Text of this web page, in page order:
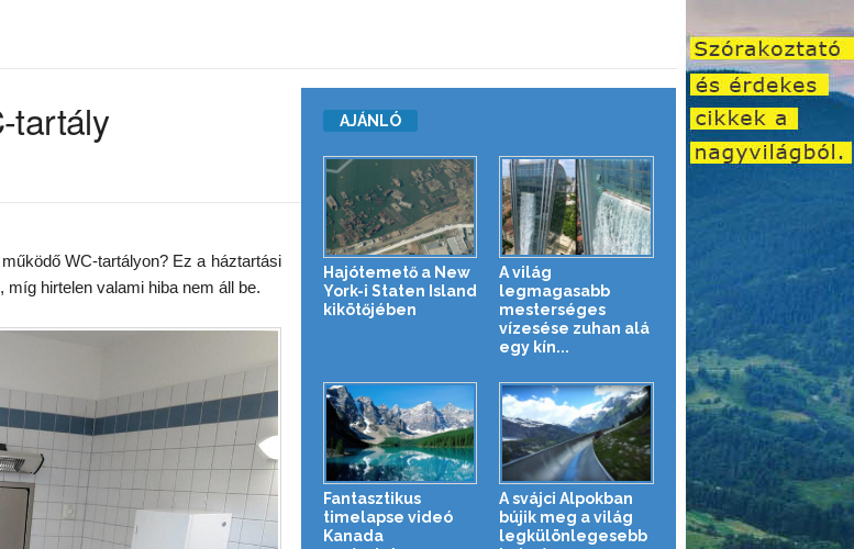
tartály
WC-tartályon? Ez a háztartási
hirtelen valami hiba nem áll be.
AJÁNLÓ
Hajótemető a New
York-i Staten Island
kikötőjében
A világ
legmagasabb
mesterséges
vízesése zuhan alá
egy kín...
Fantasztikus
timelapse videó
Kanada
A svájci Alpokban
bújik meg a világ
legkülönlegesebb